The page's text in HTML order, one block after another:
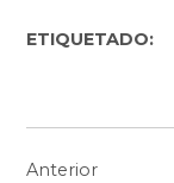
ETIQUETADO:
Anterior